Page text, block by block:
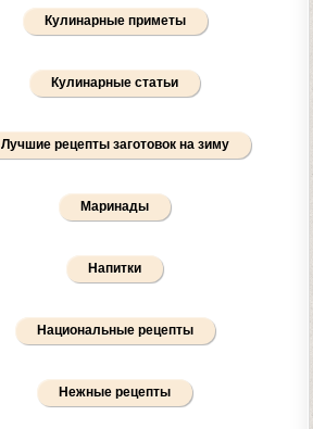
Кулинарные приметы
Кулинарные статьи
Лучшие рецепты заготовок на зиму
Маринады
Напитки
Национальные рецепты
Нежные рецепты